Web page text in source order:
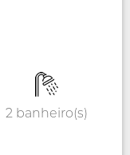
2 banheiro(s)